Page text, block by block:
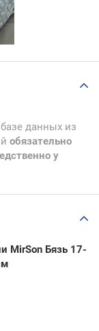
данных из
обязательно
у
MirSon Бязь 17-